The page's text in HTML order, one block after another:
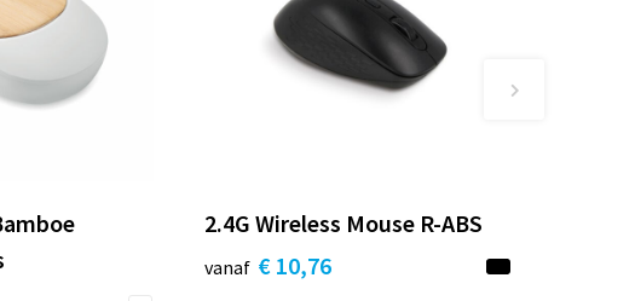
2.4G Wireless Mouse R-ABS
vanaf € 10,76